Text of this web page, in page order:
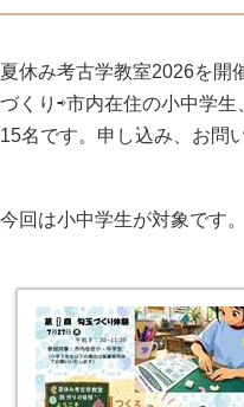
夏休み考古学教室2026を開
づくり⇨市内在住の小中学
15名です。申し込み、お問
今回は小中学生が対象です